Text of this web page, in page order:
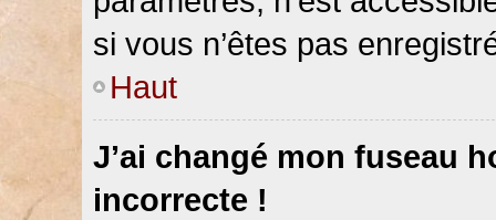
si vous n’êtes pas
Haut
J’ai changé mon fuseau
incorrecte !